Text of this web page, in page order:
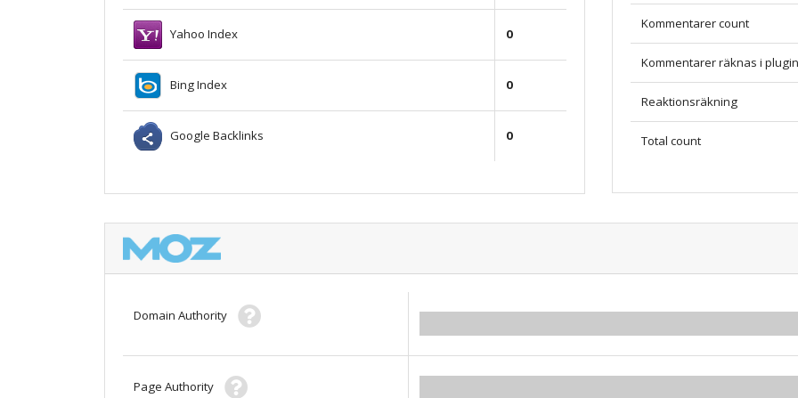
Yahoo Index 0
Bing Index 0
Google Backlinks 0
Kommentarer count
Kommentarer räknas i plugin
Reaktionsräkning
Total count
Domain Authority
Page Authority